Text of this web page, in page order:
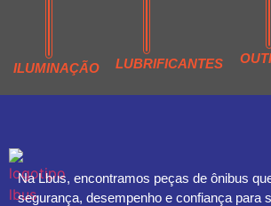
ILUMINAÇÃO LUBRIFICANTES
Na Lbus, encontramos peças de ônibus
segurança, desempenho e confiança para